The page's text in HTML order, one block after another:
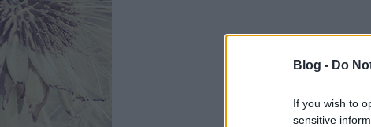
Blog - Do
If you wish to
sensitive